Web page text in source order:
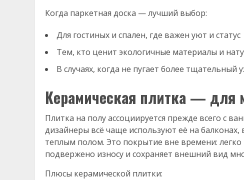
Когда паркетная доска — лучший выбор:
Для гостиных и спален, где важен уют и статус
Тем, кто ценит экологичные материалы и
В случаях, когда не пугает более тщательный
Керамическая плитка — для
Плитка на полу ассоциируется прежде всего с
дизайнеры всё чаще используют её на
теплым полом. Это покрытие вне времени:
подвержено износу и сохраняет внешний вид
Плюсы керамической плитки: